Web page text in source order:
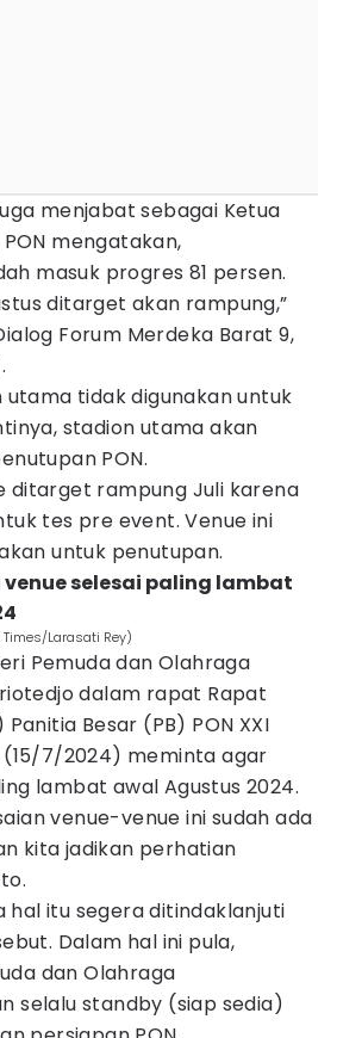
menjabat sebagai Ketua
mengatakan,
masuk progres 81 persen.
ditarget akan rampung,”
Forum Merdeka Barat 9,
utama tidak digunakan untuk
stadion utama akan
PON.
ditarget rampung Juli karena
tes pre event. Venue ini
untuk penutupan.
selesai paling lambat
Times/Larasati Rey)
Pemuda dan Olahraga
dalam rapat Rapat
Besar (PB) PON XXI
(15/7/2024) meminta agar
lambat awal Agustus 2024.
venue-venue ini sudah ada
kita jadikan perhatian
hal itu segera ditindaklanjuti
Dalam hal ini pula,
dan Olahraga
selalu standby (siap sedia)